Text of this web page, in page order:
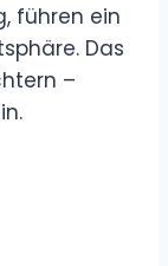
führen ein
Das
–